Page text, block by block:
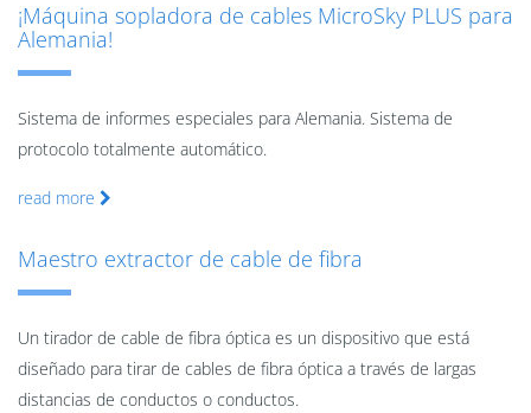
¡Máquina sopladora de cables MicroSky PLUS para
Alemania!
Sistema de informes especiales para Alemania. Sistema de
protocolo totalmente automático.
read more
Maestro extractor de cable de fibra
Un tirador de cable de fibra óptica es un dispositivo que está
diseñado para tirar de cables de fibra óptica a través de largas
distancias de conductos o conductos.